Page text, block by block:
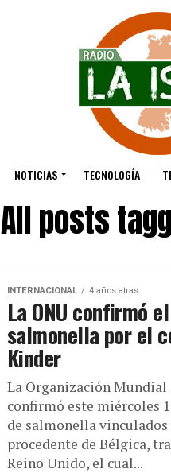
NOTICIAS TECNOLOGÍA
All posts
INTERNACIONAL 4 años atras
La ONU confirmó
salmonella por el
Kinder
La Organización Mundial
confirmó este miércoles
de salmonella
procedente de Bélgica,
Reino Unido, el cual...